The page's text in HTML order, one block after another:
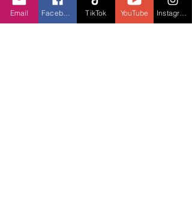
Email TikTok YouTube